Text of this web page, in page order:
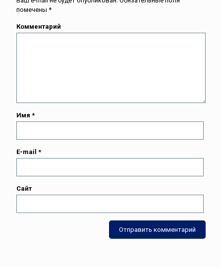
помечены *
Комментарий
Имя *
E-mail *
Сайт